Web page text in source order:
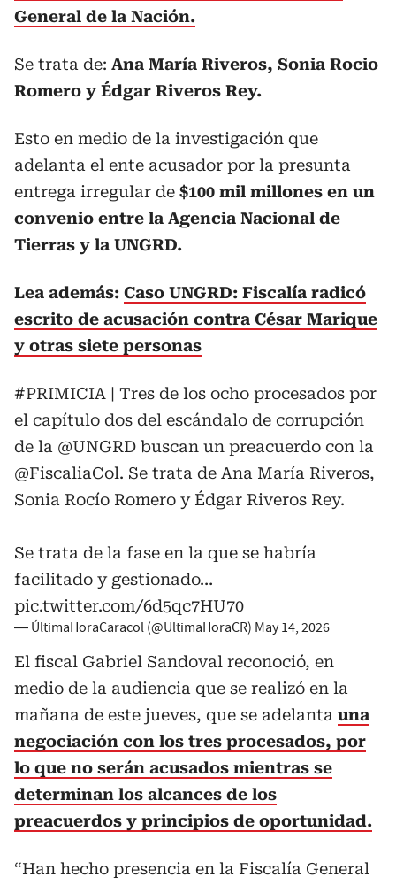
General de la Nación.
Se trata de: Ana María Riveros, Sonia Rocio
Romero y Édgar Riveros Rey.
Esto en medio de la investigación que
adelanta el ente acusador por la presunta
entrega irregular de $100 mil millones en un
convenio entre la Agencia Nacional de
Tierras y la UNGRD.
Lea además: Caso UNGRD: Fiscalía radicó
escrito de acusación contra César Marique
y otras siete personas
#PRIMICIA | Tres de los ocho procesados por
el capítulo dos del escándalo de corrupción
de la @UNGRD buscan un preacuerdo con la
@FiscaliaCol. Se trata de Ana María Riveros,
Sonia Rocío Romero y Édgar Riveros Rey.
Se trata de la fase en la que se habría
facilitado y gestionado…
pic.twitter.com/6d5qc7HU70
— ÚltimaHoraCaracol (@UltimaHoraCR) May 14, 2026
El fiscal Gabriel Sandoval reconoció, en
medio de la audiencia que se realizó en la
mañana de este jueves, que se adelanta una
negociación con los tres procesados, por
lo que no serán acusados mientras se
determinan los alcances de los
preacuerdos y principios de oportunidad.
“Han hecho presencia en la Fiscalía General